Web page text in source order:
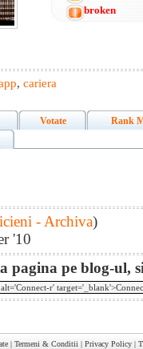
broken
, cariera
Votate
Rank
- Archiva)
'10
pagina pe blog-ul,
| Termeni & Conditii | Privacy Policy |